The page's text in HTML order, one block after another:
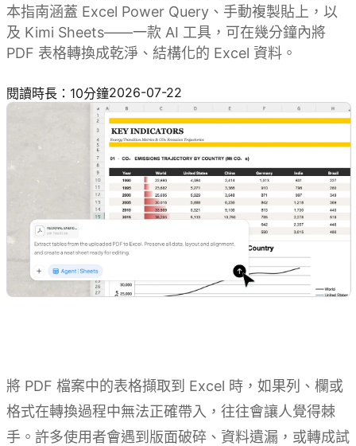
本指南涵蓋 Excel Power Query、手動複製貼上，以
及 Kimi Sheets——一款 AI 工具，可在幾分鐘內將
PDF 表格轉換成乾淨、結構化的 Excel 資料。
閱讀時長：10分鐘2026-07-22
將 PDF 檔案中的表格擷取到 Excel 時，如果列、欄或
格式在轉換過程中無法正確帶入，往往會讓人覺得棘
手。許多使用者會遇到版面破碎、資料遺漏，或轉成試